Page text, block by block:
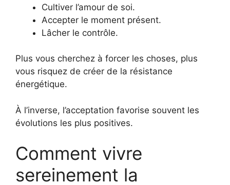
Cultiver l’amour de soi.
Accepter le moment présent.
Lâcher le contrôle.
Plus vous cherchez à forcer les choses, plus
vous risquez de créer de la résistance
énergétique.
À l’inverse, l’acceptation favorise souvent les
évolutions les plus positives.
Comment vivre
sereinement la